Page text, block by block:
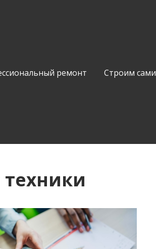
ремонт Строим сами